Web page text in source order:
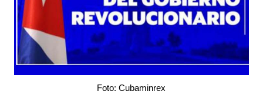
Foto: Cubaminrex